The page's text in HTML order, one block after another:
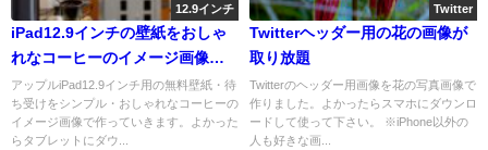
12.9インチ
iPad12.9インチの壁紙をおしゃ
れなコーヒーのイメージ画像に
しよう
アップルiPad12.9インチ用の無料壁紙・待
ち受けをシンプル・おしゃれなコーヒーの
イメージ画像で作っていきます。よかった
らタブレットにダウ...
Twitter
Twitterヘッダー用の花の画像が
取り放題
Twitterのヘッダー用画像を花の写真画像で
作りました。よかったらスマホにダウンロ
ードして使って下さい。 ※iPhone以外の
人も好きな画...